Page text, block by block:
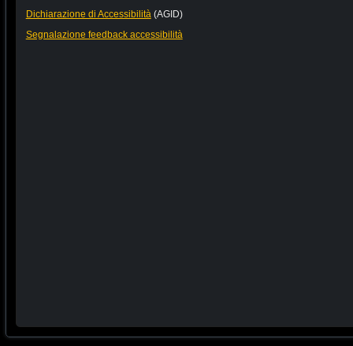
Dichiarazione di Accessibilità (AGID)
Segnalazione feedback accessibilità